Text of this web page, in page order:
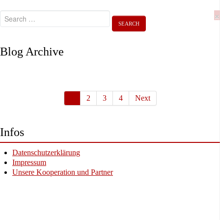
×
Blog Archive
2 3 4 Next
Infos
Datenschutzerklärung
Impressum
Unsere Kooperation und Partner